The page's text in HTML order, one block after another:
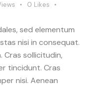
0 Likes
sed elementum
nisi in consequat.
Cras sollicitudin,
tincidunt. Cras
nisi. Aenean